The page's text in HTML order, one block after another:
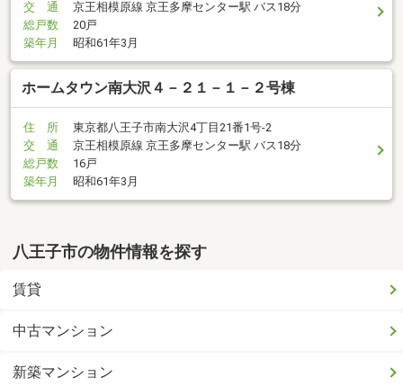
交 通
京王相模原線 京王多摩センター駅 バス18分
総戸数
20戸
築年月
昭和61年3月
ホームタウン南大沢４－２１－１－２号棟
住 所
東京都八王子市南大沢4丁目21番1号-2
交 通
京王相模原線 京王多摩センター駅 バス18分
総戸数
16戸
築年月
昭和61年3月
八王子市の物件情報を探す
賃貸
中古マンション
新築マンション